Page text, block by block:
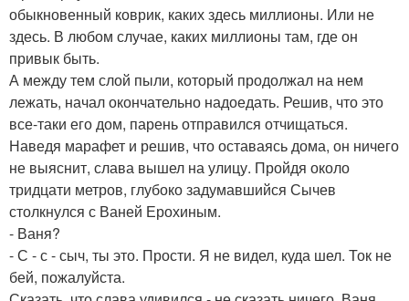
обыкновенный коврик, каких здесь миллионы. Или не
здесь. В любом случае, каких миллионы там, где он
привык быть.
А между тем слой пыли, который продолжал на нем
лежать, начал окончательно надоедать. Решив, что это
все-таки его дом, парень отправился отчищаться.
Наведя марафет и решив, что оставаясь дома, он ничего
не выяснит, слава вышел на улицу. Пройдя около
тридцати метров, глубоко задумавшийся Сычев
столкнулся с Ваней Ерохиным.
- Ваня?
- С - с - сыч, ты это. Прости. Я не видел, куда шел. Ток не
бей, пожалуйста.